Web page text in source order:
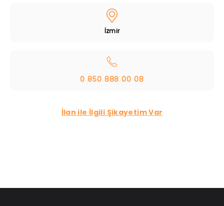
İzmir
0 850 888 00 08
İlan ile İlgili Şikayetim Var